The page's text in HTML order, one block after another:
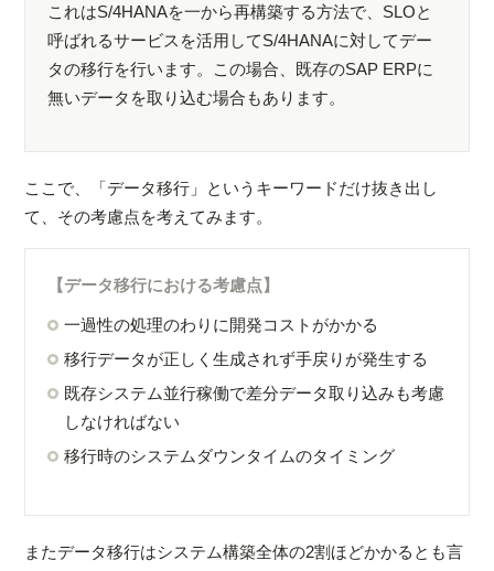
これはS/4HANAを一から再構築する方法で、SLOと
呼ばれるサービスを活用してS/4HANAに対してデー
タの移行を行います。この場合、既存のSAP ERPに
無いデータを取り込む場合もあります。
ここで、「データ移行」というキーワードだけ抜き出し
て、その考慮点を考えてみます。
【データ移行における考慮点】
一過性の処理のわりに開発コストがかかる
移行データが正しく生成されず手戻りが発生する
既存システム並行稼働で差分データ取り込みも考慮
しなければない
移行時のシステムダウンタイムのタイミング
またデータ移行はシステム構築全体の2割ほどかかるとも言